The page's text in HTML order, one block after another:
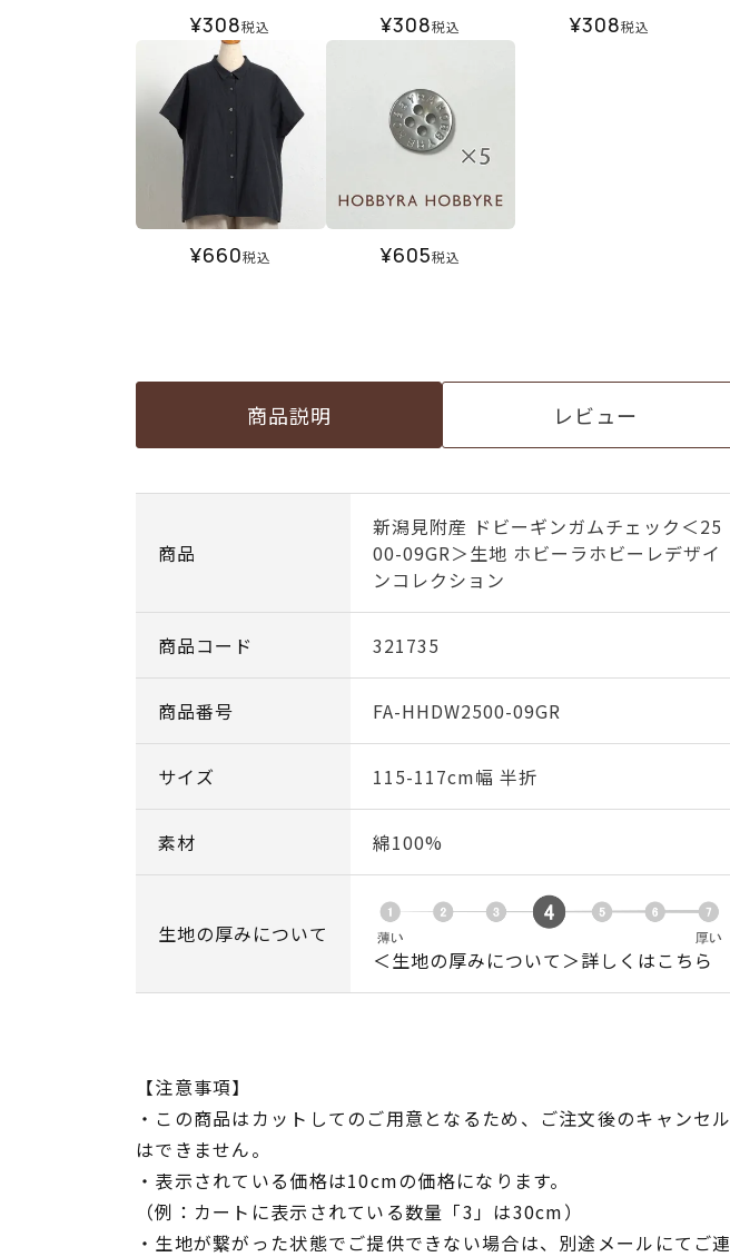
¥308税込 ¥308税込 ¥308税込
¥660税込 ¥605税込
商品説明 レビュー
商品
新潟見附産 ドビーギンガムチェック＜25
00-09GR＞生地 ホビーラホビーレデザイ
ンコレクション
商品コード 321735
商品番号 FA-HHDW2500-09GR
サイズ 115-117cm幅 半折
素材 綿100%
生地の厚みについて
＜生地の厚みについて＞詳しくはこちら
【注意事項】
・この商品はカットしてのご用意となるため、ご注文後のキャンセル
はできません。
・表示されている価格は10cmの価格になります。
（例：カートに表示されている数量「3」は30cm）
・生地が繋がった状態でご提供できない場合は、別途メールにてご連